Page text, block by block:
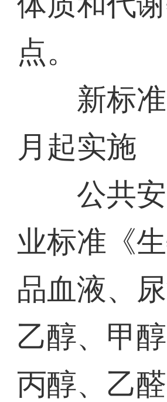
点。
新标准
月起实施
公共安
业标准《
品血液、
乙醇、甲
丙醇、乙